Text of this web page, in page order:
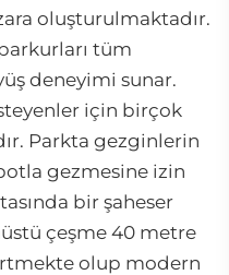
oluşturulmaktadır.
tüm
deneyimi sunar.
için birçok
Parkta gezginlerin
gezmesine izin
bir şaheser
çeşme 40 metre
olup modern